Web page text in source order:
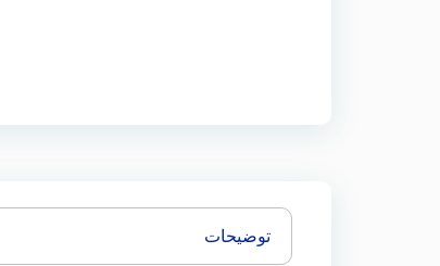
توضیحات